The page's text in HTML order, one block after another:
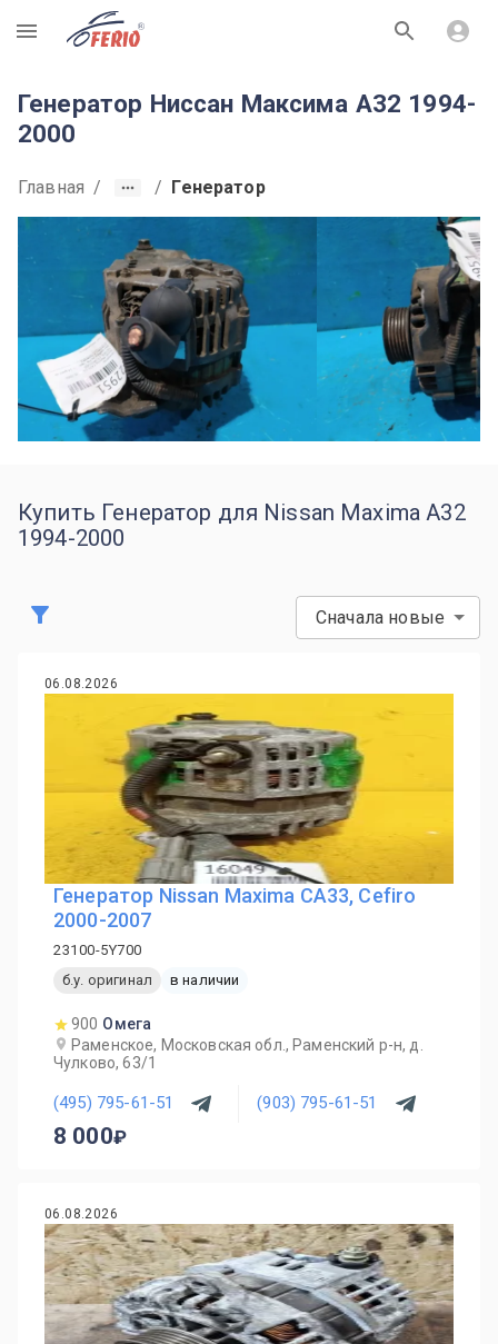
R
Генератор Ниссан Максима A32 1994-
2000
Главная / / Генератор
Купить Генератор для Nissan Maxima A32
1994-2000
Сначала новые
06.08.2026
Генератор Nissan Maxima CA33, Cefiro
2000-2007
23100-5Y700
б.у. оригинал
в наличии
900 Омега
Раменское, Московская обл., Раменский р-н, д.
Чулково, 63/1
(495) 795-61-51 (903) 795-61-51
8 000
06.08.2026